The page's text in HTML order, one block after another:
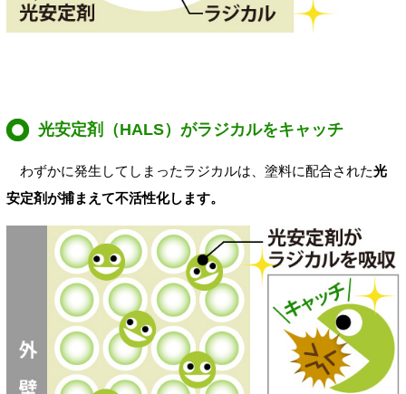
光安定剤（HALS）がラジカルをキャッチ
わずかに発生してしまったラジカルは、塗料に配合された光
安定剤が捕まえて不活性化します。